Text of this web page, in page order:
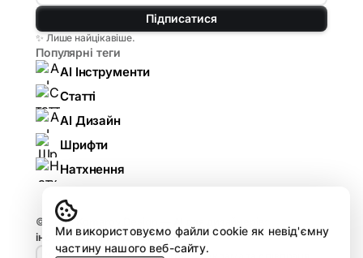
Підписатися
✨ Лише найцікавіше.
Популярні теги
AI Інструменти
Статті
AI Дизайн
Шрифти
Натхнення
© 2026
інструменти, гайди, огляди.
Ми використовуємо файли cookie як невід'ємну
частину нашого веб-сайту.